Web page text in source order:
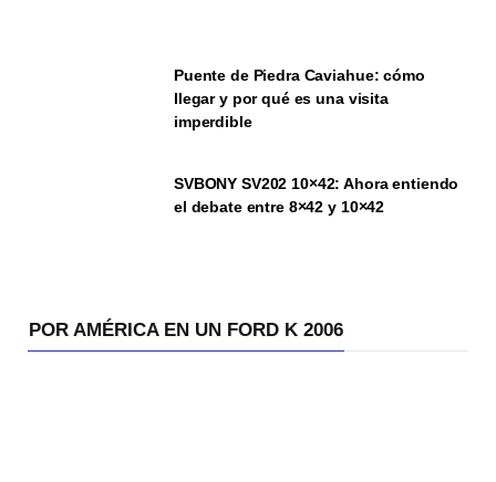
Puente de Piedra Caviahue: cómo
llegar y por qué es una visita
imperdible
SVBONY SV202 10×42: Ahora entiendo
el debate entre 8×42 y 10×42
POR AMÉRICA EN UN FORD K 2006